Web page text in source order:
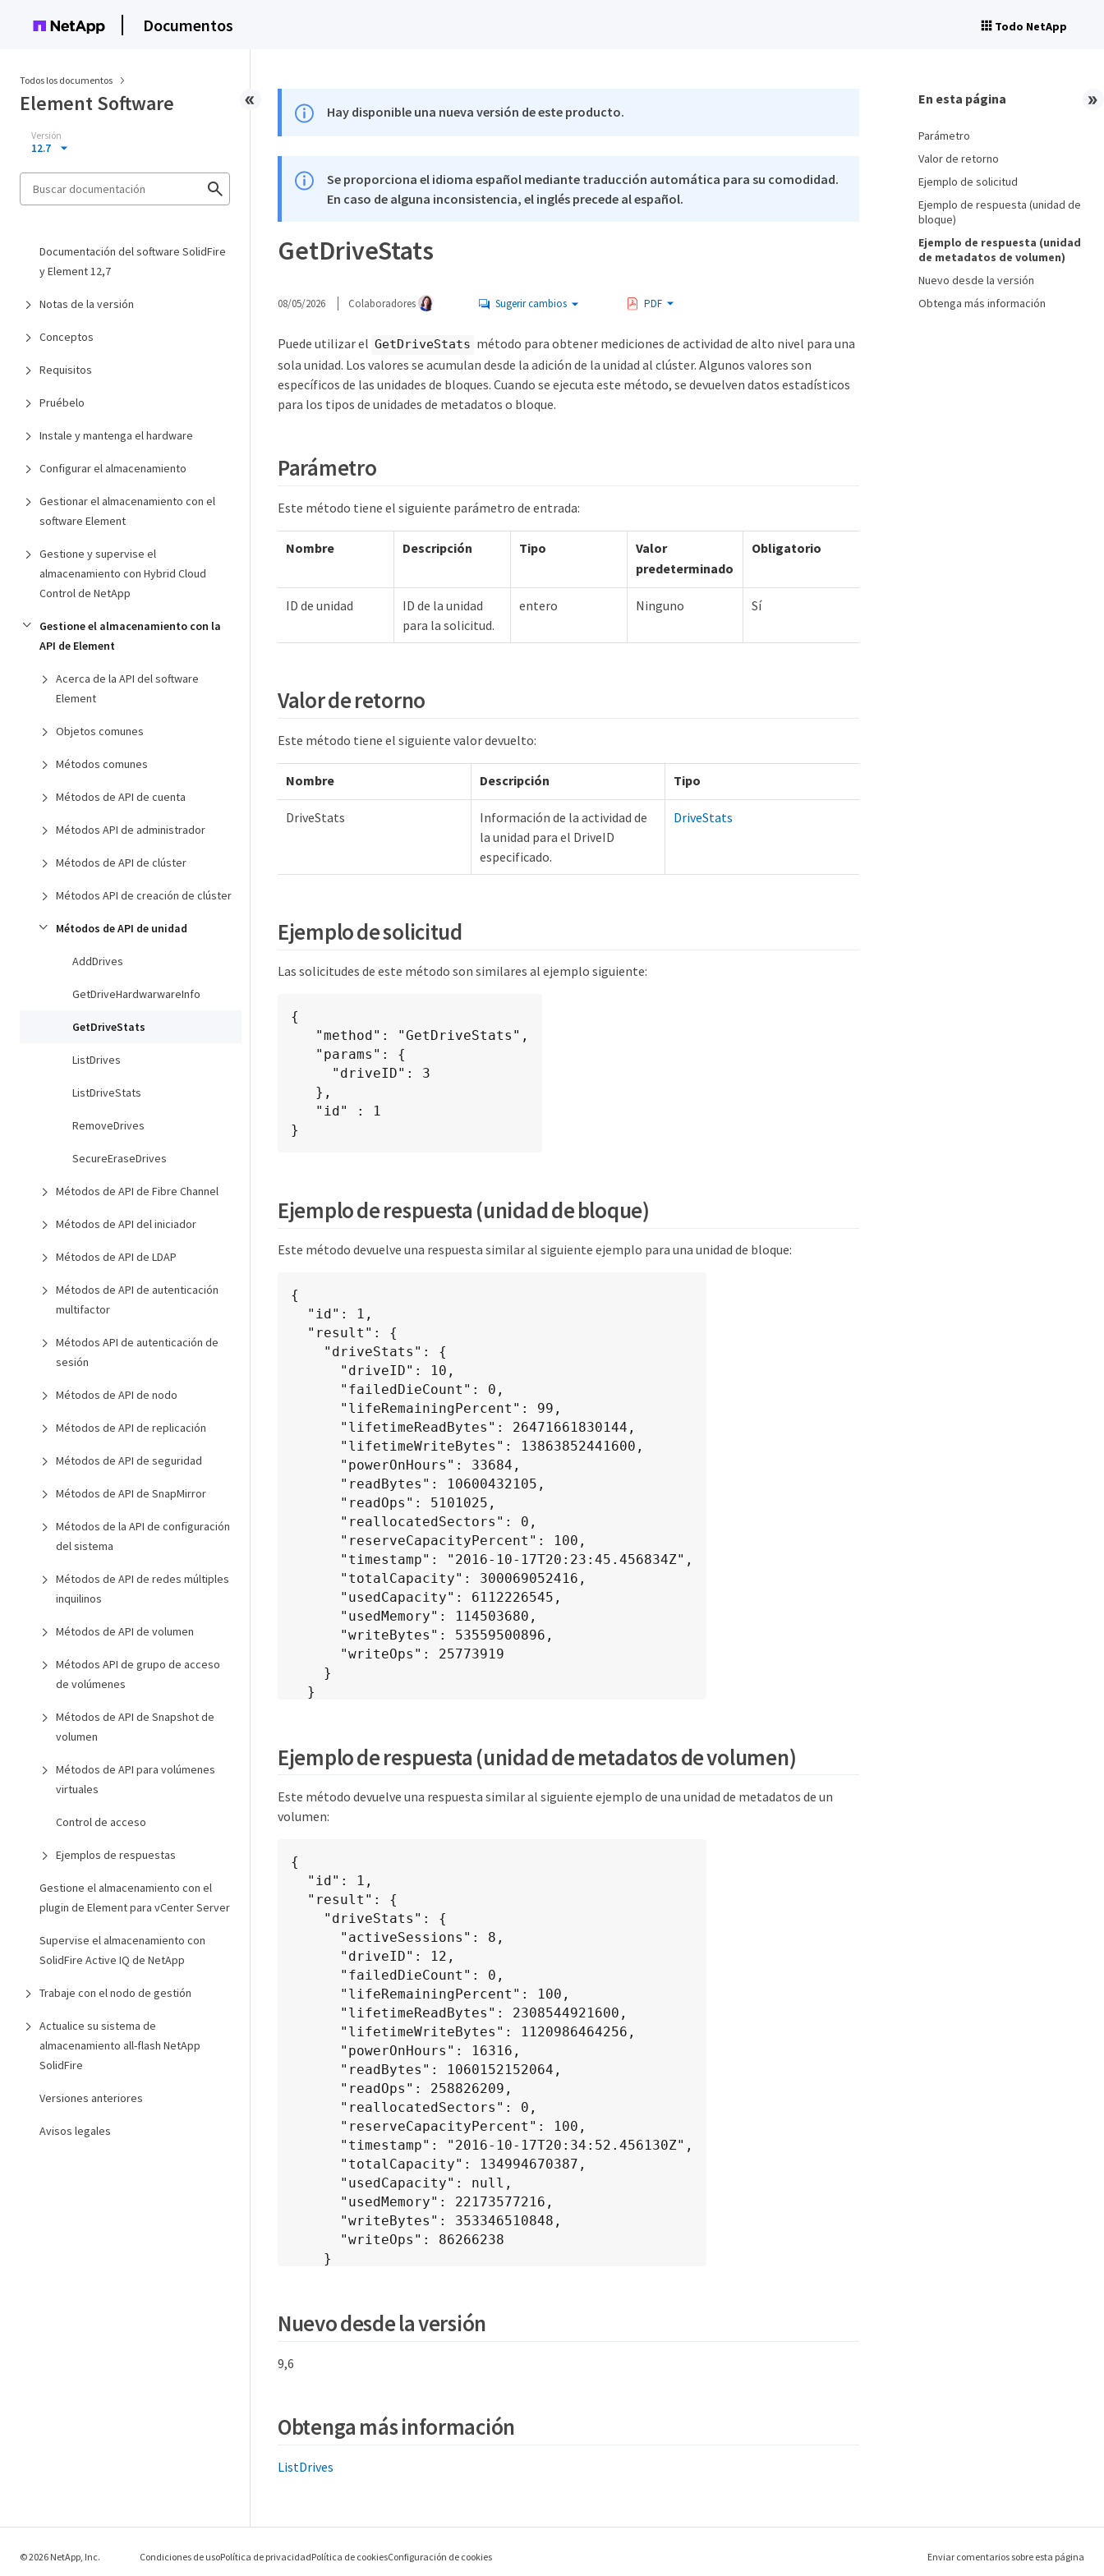
Documentos Todo NetApp
Todos los documentos
Element Software
Versión
12.7
Documentación del software SolidFire
y Element 12,7
Notas de la versión
Conceptos
Requisitos
Pruébelo
Instale y mantenga el hardware
Configurar el almacenamiento
Gestionar el almacenamiento con el
software Element
Gestione y supervise el
almacenamiento con Hybrid Cloud
Control de NetApp
Gestione el almacenamiento con la
API de Element
Acerca de la API del software
Element
Objetos comunes
Métodos comunes
Métodos de API de cuenta
Métodos API de administrador
Métodos de API de clúster
Métodos API de creación de clúster
Métodos de API de unidad
AddDrives
GetDriveHardwarwareInfo
GetDriveStats
ListDrives
ListDriveStats
RemoveDrives
SecureEraseDrives
Métodos de API de Fibre Channel
Métodos de API del iniciador
Métodos de API de LDAP
Métodos de API de autenticación
multifactor
Métodos API de autenticación de
sesión
Métodos de API de nodo
Métodos de API de replicación
Métodos de API de seguridad
Métodos de API de SnapMirror
Métodos de la API de configuración
del sistema
Métodos de API de redes múltiples
inquilinos
Métodos de API de volumen
Métodos API de grupo de acceso
de volúmenes
Métodos de API de Snapshot de
volumen
Métodos de API para volúmenes
virtuales
Control de acceso
Ejemplos de respuestas
Gestione el almacenamiento con el
plugin de Element para vCenter Server
Supervise el almacenamiento con
SolidFire Active IQ de NetApp
Trabaje con el nodo de gestión
Actualice su sistema de
almacenamiento all-flash NetApp
SolidFire
Versiones anteriores
Avisos legales
Hay disponible una nueva versión de este producto.
Se proporciona el idioma español mediante traducción automática para su comodidad.
En caso de alguna inconsistencia, el inglés precede al español.
GetDriveStats
08/05/2026 Colaboradores Sugerir cambios PDF
Puede utilizar el GetDriveStats método para obtener mediciones de actividad de alto nivel para una
sola unidad. Los valores se acumulan desde la adición de la unidad al clúster. Algunos valores son
específicos de las unidades de bloques. Cuando se ejecuta este método, se devuelven datos estadísticos
para los tipos de unidades de metadatos o bloque.
Parámetro
Este método tiene el siguiente parámetro de entrada:
Nombre Descripción Tipo
Valor
predeterminado
Obligatorio
ID de unidad
ID de la unidad
para la solicitud.
entero Ninguno Sí
Valor de retorno
Este método tiene el siguiente valor devuelto:
Nombre Descripción Tipo
DriveStats
Información de la actividad de
la unidad para el DriveID
especificado.
DriveStats
Ejemplo de solicitud
Las solicitudes de este método son similares al ejemplo siguiente:
{
}
Ejemplo de respuesta (unidad de bloque)
Este método devuelve una respuesta similar al siguiente ejemplo para una unidad de bloque:
{
Ejemplo de respuesta (unidad de metadatos de volumen)
Este método devuelve una respuesta similar al siguiente ejemplo de una unidad de metadatos de un
volumen:
{
Nuevo desde la versión
9,6
Obtenga más información
ListDrives
En esta página
Parámetro
Valor de retorno
Ejemplo de solicitud
Ejemplo de respuesta (unidad de
bloque)
Ejemplo de respuesta (unidad
de metadatos de volumen)
Nuevo desde la versión
Obtenga más información
© 2026 NetApp, Inc. Condiciones de usoPolítica de privacidadPolítica de cookiesConfiguración de cookies Enviar comentarios sobre esta página